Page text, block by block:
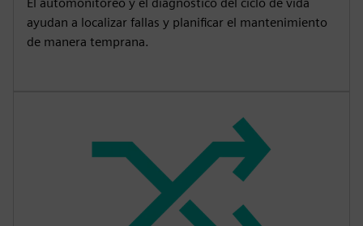
ayudan a localizar fallas y planificar el mantenimiento
de manera temprana.